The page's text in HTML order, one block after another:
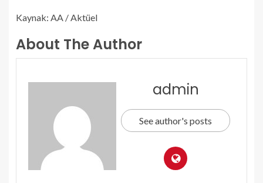
Kaynak: AA / Aktüel
About The Author
admin
See author's posts